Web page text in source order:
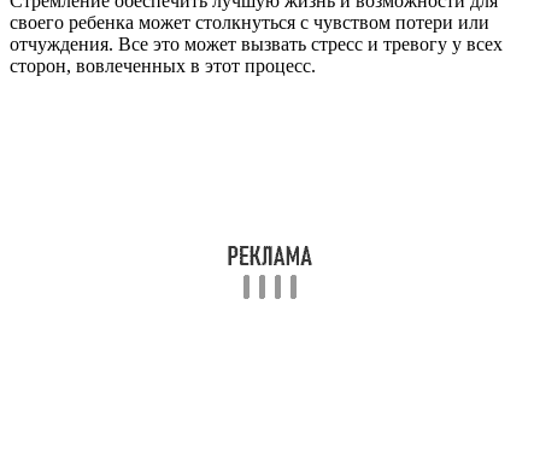
своего ребенка может столкнуться с чувством потери или
отчуждения. Все это может вызвать стресс и тревогу у всех
сторон, вовлеченных в этот процесс.